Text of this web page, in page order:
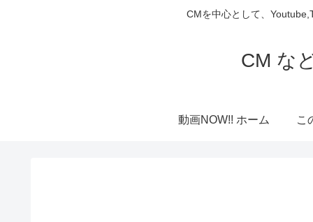
CMを中心として、
CM な
動画NOW!! ホーム こ